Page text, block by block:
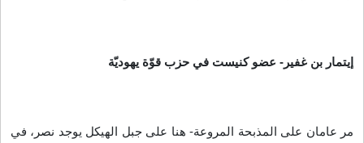
إيتمار بن غفير- عضو كنيست في حزب قوّة يهوديّة
مر عامان على المذبحة المروعة- هنا على جبل الهيكل يوجد نصر، في